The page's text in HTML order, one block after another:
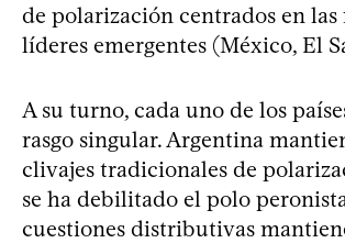
de polarización centrados en las
líderes emergentes (México, El
A su turno, cada uno de los
rasgo singular. Argentina
clivajes tradicionales de
se ha debilitado el polo
cuestiones distributivas